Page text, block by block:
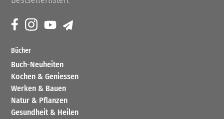
Bücher
Buch-Neuheiten
Kochen & Geniessen
Werken & Bauen
Natur & Pflanzen
Gesundheit & Heilen